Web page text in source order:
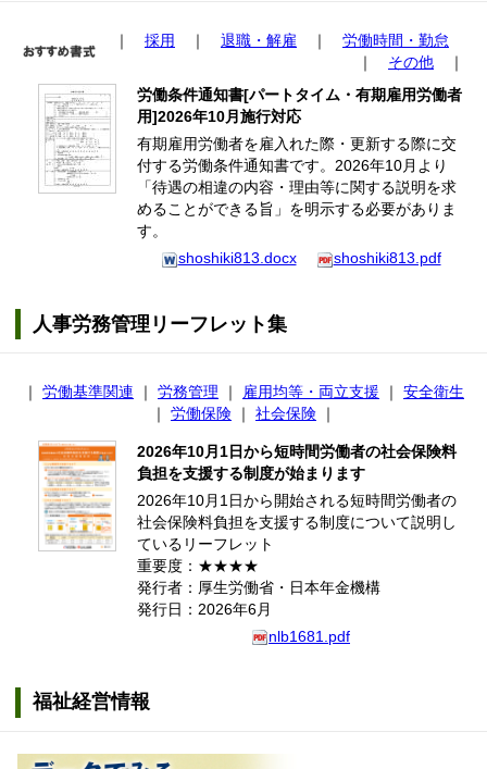
｜ 採用 ｜ 退職・解雇 ｜ 労働時間・勤怠
｜ その他 ｜
労働条件通知書[パートタイム・有期雇用労働者
用]2026年10月施行対応
有期雇用労働者を雇入れた際・更新する際に交
付する労働条件通知書です。2026年10月より
「待遇の相違の内容・理由等に関する説明を求
めることができる旨」を明示する必要がありま
す。
shoshiki813.docx
shoshiki813.pdf
人事労務管理リーフレット集
｜ 労働基準関連 ｜ 労務管理 ｜ 雇用均等・両立支援 ｜ 安全衛生
｜ 労働保険 ｜ 社会保険 ｜
2026年10月1日から短時間労働者の社会保険料
負担を支援する制度が始まります
2026年10月1日から開始される短時間労働者の
社会保険料負担を支援する制度について説明し
ているリーフレット
重要度：★★★★
発行者：厚生労働省・日本年金機構
発行日：2026年6月
nlb1681.pdf
福祉経営情報